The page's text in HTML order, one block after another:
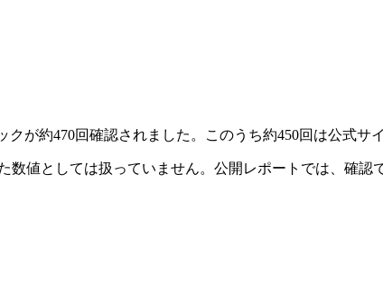
が約470回確認されました。このうち約450回は公式サ
値としては扱っていません。公開レポートでは、確認